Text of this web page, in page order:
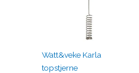
Watt&veke Karla
topstjerne